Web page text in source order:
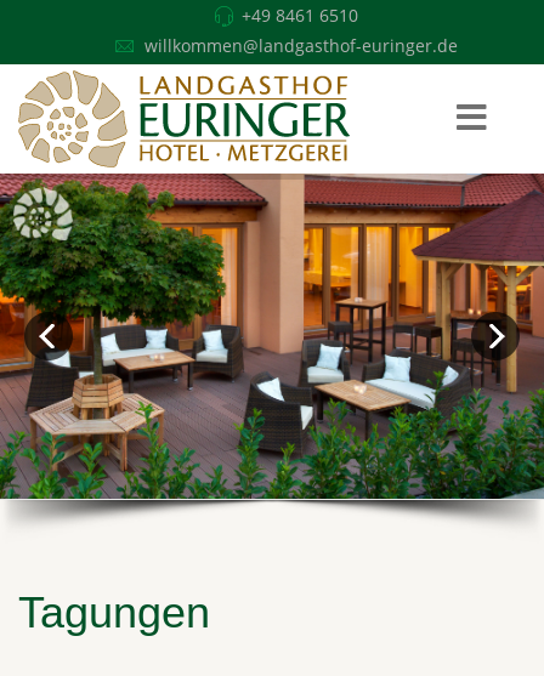
+49 8461 6510
willkommen@landgasthof-euringer.de
Tagungen